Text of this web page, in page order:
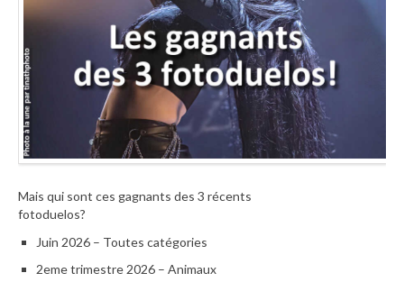
Mais qui sont ces gagnants des 3 récents
fotoduelos?
Juin 2026 – Toutes catégories
2eme trimestre 2026 – Animaux